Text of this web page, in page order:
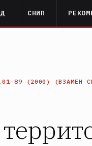
СНИП
89 (2000) (ВЗАМЕН